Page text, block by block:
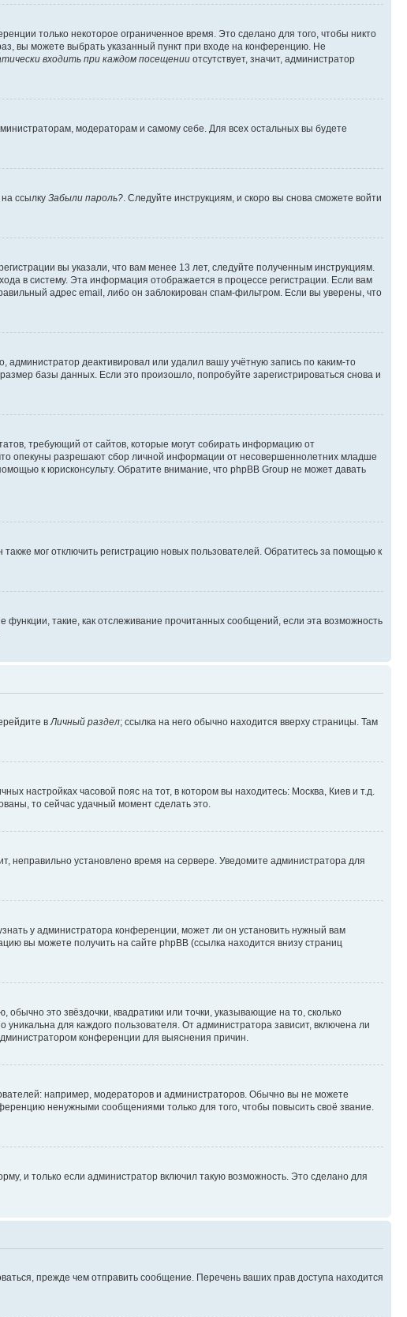
только некоторое ограниченное время. Это сделано для того, чтобы никто
вы можете выбрать указанный пункт при входе на конференцию. Не
входить при каждом посещении отсутствует, значит, администратор
модераторам и самому себе. Для всех остальных вы будете
ссылку Забыли пароль?. Следуйте инструкциям, и скоро вы снова сможете войти
вы указали, что вам менее 13 лет, следуйте полученным инструкциям.
в систему. Эта информация отображается в процессе регистрации. Если вам
адрес email, либо он заблокирован спам-фильтром. Если вы уверены, что
деактивировал или удалил вашу учётную запись по каким-то
базы данных. Если это произошло, попробуйте зарегистрироваться снова и
требующий от сайтов, которые могут собирать информацию от
опекуны разрешают сбор личной информации от несовершеннолетних младше
к юрисконсульту. Обратите внимание, что phpBB Group не может давать
мог отключить регистрацию новых пользователей. Обратитесь за помощью к
такие, как отслеживание прочитанных сообщений, если эта возможность
вЛичный раздел; ссылка на него обычно находится вверху страницы. Там
настройках часовой пояс на тот, в котором вы находитесь: Москва, Киев и т.д.
то сейчас удачный момент сделать это.
неправильно установлено время на сервере. Уведомите администратора для
у администратора конференции, может ли он установить нужный вам
вы можете получить на сайте phpBB (ссылка находится внизу страниц
это звёздочки, квадратики или точки, указывающие на то, сколько
для каждого пользователя. От администратора зависит, включена ли
конференции для выяснения причин.
например, модераторов и администраторов. Обычно вы не можете
ненужными сообщениями только для того, чтобы повысить своё звание.
и только если администратор включил такую возможность. Это сделано для
прежде чем отправить сообщение. Перечень ваших прав доступа находится